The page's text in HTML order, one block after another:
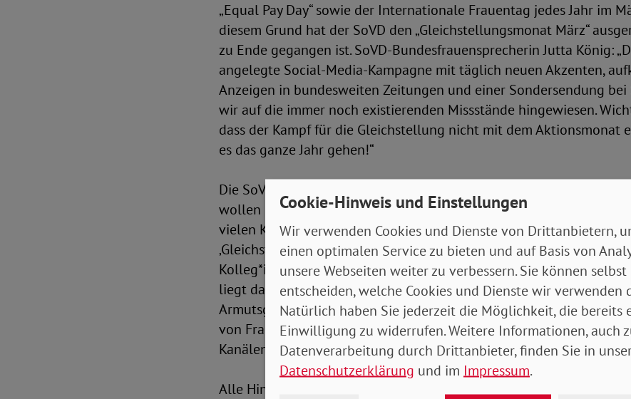
„Equal Pay Day“ sowie der Internationale Frauentag jedes Jahr im
diesem Grund hat der SoVD den „Gleichstellungsmonat März“
zu Ende gegangen ist. SoVD-Bundesfrauensprecherin Jutta König:
angelegte Social-Media-Kampagne mit täglich neuen Akzenten,
Anzeigen in bundesweiten Zeitungen und einer Sondersendung bei
wir auf die immer noch existierenden Missstände hingewiesen.
dass der Kampf für die Gleichstellung nicht mit dem Aktionsmonat
es das ganze Jahr gehen!“
Die SoVD-Referentin für Frauen, Familie und Jugend, Dr.in Simone
wollen die Energie aus dem Aktionsmonat jetzt mitnehmen. Wir
vielen Kommentare via Social Media in unserer Arbeit bestärkt.
‚Gleichstellung bedeutet für mich…‘ haben nicht nur SoVD-
Kolleg*innen Stellung genommen, sondern auch viele
liegt dabei den Menschen am Herzen, dass die Sorgearbeit stärker
Armutsgefährdung von Frauen minimiert und die eigenständige
von Frauen mehr gefördert wird. Danke für die vielen tollen
Kanälen!“
Alle Hintergrundinformationen, interessante Dossiers und den Link
Cookie-Hinweis und Einstellungen
Wir verwenden Cookies und Dienste von Drittanbietern,
einen optimalen Service zu bieten und auf Basis von
unsere Webseiten weiter zu verbessern. Sie können selbst
entscheiden, welche Cookies und Dienste wir verwenden
Natürlich haben Sie jederzeit die Möglichkeit, die bereits
Einwilligung zu widerrufen. Weitere Informationen, auch
Datenverarbeitung durch Drittanbieter, finden Sie in
Datenschutzerklärung und im Impressum.